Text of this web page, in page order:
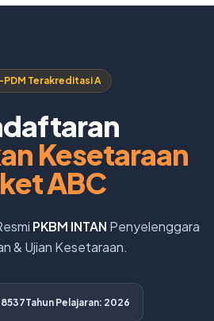
Terakreditasi A
Kesetaraan
ABC
PKBM INTAN Penyelenggara
& Ujian Kesetaraan.
Tahun Pelajaran: 2026